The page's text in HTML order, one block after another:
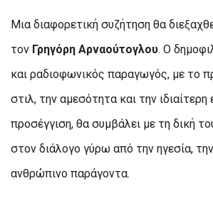
Μια διαφορετική συζήτηση θα
τον Γρηγόρη Αρναούτογλου. Ο
και ραδιοφωνικός παραγωγός, με το
στιλ, την αμεσότητα και την ιδιαίτερη
προσέγγιση, θα συμβάλει με τη δική
στον διάλογο γύρω από την ηγεσία,
ανθρώπινο παράγοντα.